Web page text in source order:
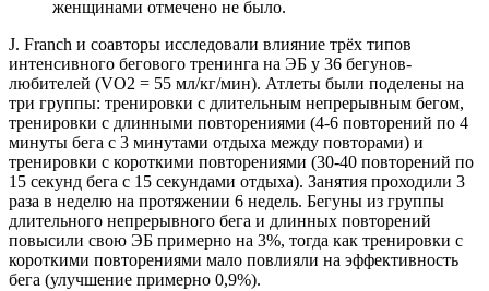
женщинами отмечено не было.
J. Franch и соавторы исследовали влияние трёх типов
интенсивного бегового тренинга на ЭБ у 36 бегунов-
любителей (VO2 = 55 мл/кг/мин). Атлеты были поделены на
три группы: тренировки с длительным непрерывным бегом,
тренировки с длинными повторениями (4-6 повторений по 4
минуты бега с 3 минутами отдыха между повторами) и
тренировки с короткими повторениями (30-40 повторений по
15 секунд бега с 15 секундами отдыха). Занятия проходили 3
раза в неделю на протяжении 6 недель. Бегуны из группы
длительного непрерывного бега и длинных повторений
повысили свою ЭБ примерно на 3%, тогда как тренировки с
короткими повторениями мало повлияли на эффективность
бега (улучшение примерно 0,9%).